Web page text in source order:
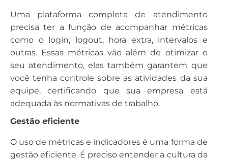
Uma plataforma completa de atendimento
precisa ter a função de acompanhar métricas
como o login, logout, hora extra, intervalos e
outras. Essas métricas vão além de otimizar o
seu atendimento, elas também garantem que
você tenha controle sobre as atividades da sua
equipe, certificando que sua empresa está
adequada às normativas de trabalho.
Gestão eficiente
O uso de métricas e indicadores é uma forma de
gestão eficiente. É preciso entender a cultura da